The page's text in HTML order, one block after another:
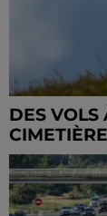
DES VOLS